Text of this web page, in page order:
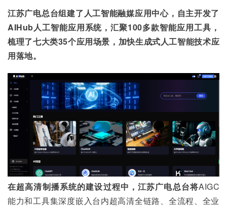
江苏广电总台组建了人工智能融媒应用中心，自主开发了
AIHub人工智能应用系统，汇聚100多款智能应用工具，
梳理了七大类35个应用场景，加快生成式人工智能技术应
用落地。
在超高清制播系统的建设过程中，江苏广电总台将AIGC
能力和工具集深度嵌入台内超高清全链路、全流程、全业